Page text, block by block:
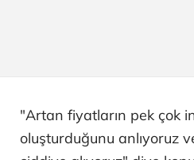
"Artan fiyatların pek çok
oluşturduğunu anlıyoruz